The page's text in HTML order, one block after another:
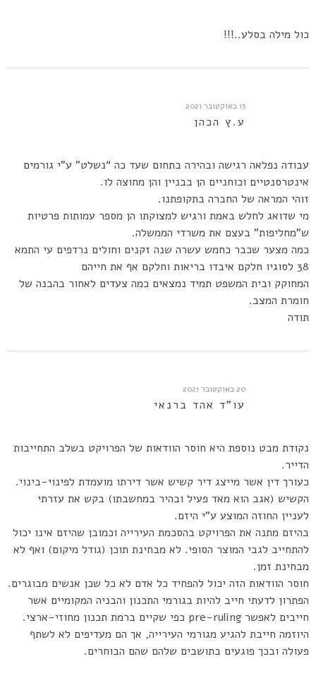
כול מילה בסלע..!!!
13 באוקטובר 2021
ע.ץ הכהן
עבודה נפלאה רגישה ובהירה בתחום שעד כה “נשלט” ע”י גורמים
אינטרסנטיים וכוחניים הן בבניין והן מחוצה לו.
זוהי המראה של החברה בתקופתנו.
מי שדואג לחלש באמת ורגיש למצוקתו הן מספר עמותות פרטיות
ש”מחליפות” בעצם את משרדי הממשלה.
כמה מצער שכבר כחמש עשרה שנה זקנים וחולים נרדפים עי התמא
38 לסוגיו חלקם איבדו בריאות וחלקם אף את חייהם
המחוקק ובית המשפט תמיד נמצאים כמה צעדים לאחור בהבנה של
חומרת המצב.
תודה
20 באוקטובר 2021
עו"ד אהד ברנאי
נקודת מבט נוספת היא חוסר הוודאות של הפרויקט בשלב התחייבות
הדייר.
כעורך דין אשר מייצג דיר קשיש אשר דירתו מועמדת לפינוי-בינוי.
הקשיש (אגב הוא מאד פעיל ובהיר במחשבתו) בקש את עזרתי
לעניין החוזה המוצע ע”י היזם.
בהיזם מתנה את הפרויקט בהסכמת העירייה וכמובן שהיזם אינו יכול
להתחייב לגבי המוצר הסופי. לא מבחינת תוכן (גודל מיקום) ואף לא
מבחינת זמן.
חוסר הוודאות הזה יכול להפחיד כל אדם לא כל שכן אנשים מבוגרים.
הפתרון לדעתי חייב להיות בגורמי התכנון והבניה המקומיים אשר
חייבים לאפשר pre-ruling כפי שקיים ברמת תכנון מחוזי-ארצי.
היוזמה חייבת להגיע מגורמי העירייה, אך הם מעדיפים לא לשתף
פעולה ובכך פוגעים בתושבים שלהם שהם הבוחרים.